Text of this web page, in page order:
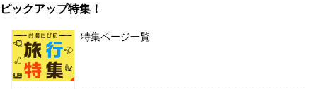
ピックアップ特集！
特集ページ一覧